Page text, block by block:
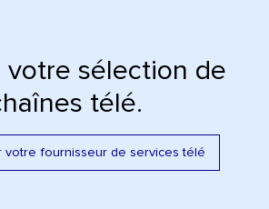
votre sélection de
télé.
votre fournisseur de services télé